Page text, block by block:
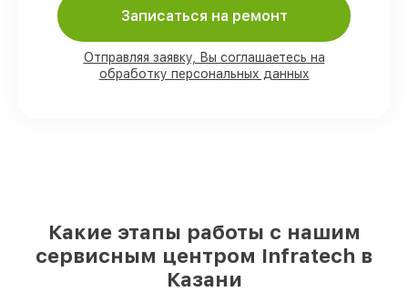
деталей Infratech есть в наличии в
мастерской или на складе в Казани,
остальные доставляются быстро
Подлинные запчасти Infratech и
Записаться на ремонт
Отправляя заявку, Вы соглашаетесь на
обработку персональных данных
Какие этапы работы с нашим
сервисным центром Infratech в
Казани